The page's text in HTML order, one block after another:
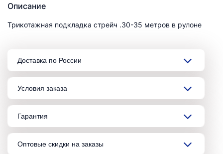
Описание
Трикотажная подкладка стрейч .30-35 метров в рулоне
Доставка по России
Условия заказа
Гарантия
Оптовые скидки на заказы